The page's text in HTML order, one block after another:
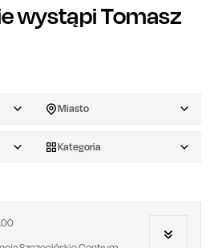
wystąpiTomasz
Miasto
Kategoria